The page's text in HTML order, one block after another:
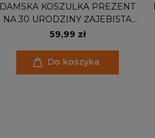
DAMSKA KOSZULKA PREZENT
NA 30 URODZINY ŻAJEBISTA
30STKA TORBA GRATIS
59,99 zł
Do koszyka